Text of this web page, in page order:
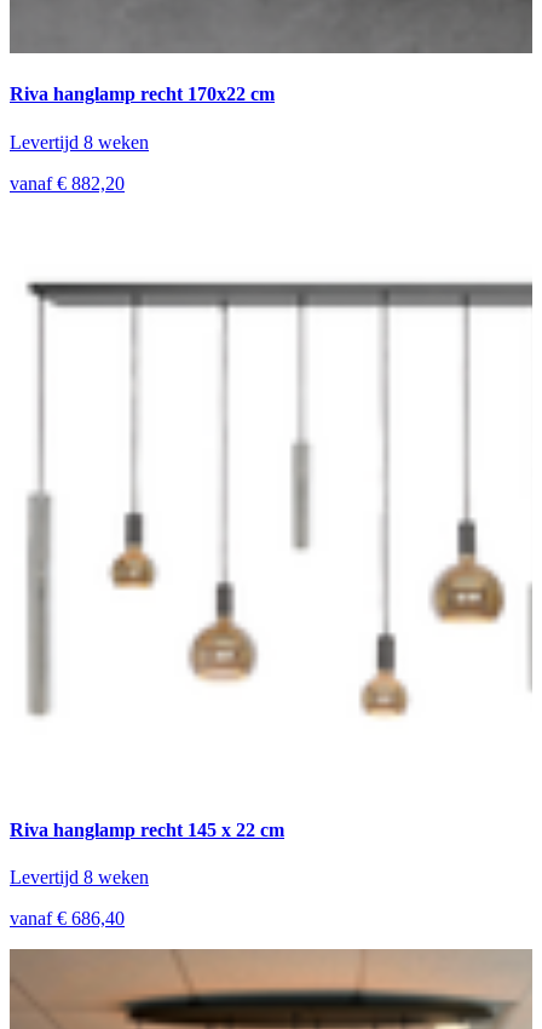
Riva hanglamp recht 170x22 cm
Levertijd 8 weken
vanaf € 882,20
Riva hanglamp recht 145 x 22 cm
Levertijd 8 weken
vanaf € 686,40